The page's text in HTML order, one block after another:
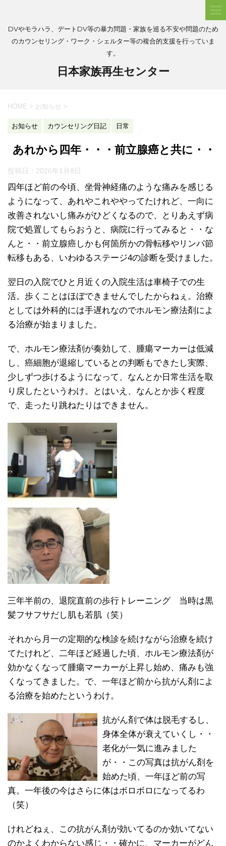
DVやモラハラ、デートDV等の暴力問題・家族を巡る不安や問題のため
のカウンセリング・ワーク・シェルター等の複合的支援を行っていま
す。
日本家族再生センター
HOME > お知らせ >
お知らせ カウンセリング日記 日常
あれから四年・・・前立腺癌と共に・・
投稿日： 2026年1月8日
四年ほど前の今頃、坐骨神経痛のような痛みを感じる
ようになって、あれやこれややってたけれど、一向に
改善されないし痛みがひどくなるので、とりあえず病
院で処置してもらおうと、病院に行ってみると・・な
んと・・前立腺癌しかも何箇所かの骨転移やリンパ節
転移もある、いわゆるステージ4の診断を受けました。
翌日の入院でひと月近くの入院生活は車椅子での生
活。歩くことはほぼできませんでしたからねぇ。治療
としては外科的には手遅れなのでホルモン療法剤によ
る治療が始まりました。
で、ホルモン療法剤が奏効して、腫瘍マーカーは低減
し、癌細胞が退縮しているとの判断もできたし実際、
少しずつ歩けるようになって、なんとか日常生活を取
り戻したというわけ。とはいえ、なんとか歩く程度
で、走ったり跳ねたりはできません。
三年半前の、退院直前の歩行トレーニング 当時は黒
髪フサフサだし肌も若肌（笑）
それから月一の定期的な検診を続けながら治療を続け
てたけれど、二年ほど経過した頃、ホルモン療法剤が
効かなくなって腫瘍マーカーが上昇し始め、痛みも強
くなってきました。で、一年ほど前から抗がん剤によ
る治療を始めたというわけ。
抗がん剤で体は脱毛するし、
身体全体が衰えていくし・・
老化が一気に進みました
が・・この写真は抗がん剤を
始めた頃、一年ほど前の写
真。一年後の今はさらに体はボロボロになってるわ
（笑）
けれどねぇ、この抗がん剤が効いてるのか効いてない
のかよくわからない感じ・・確かに、マーカーがどん